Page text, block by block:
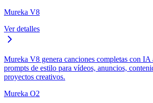
Mureka V8
Ver detalles
Mureka V8 genera canciones completas con IA
prompts de estilo para vídeos, anuncios,
proyectos creativos.
Mureka O2